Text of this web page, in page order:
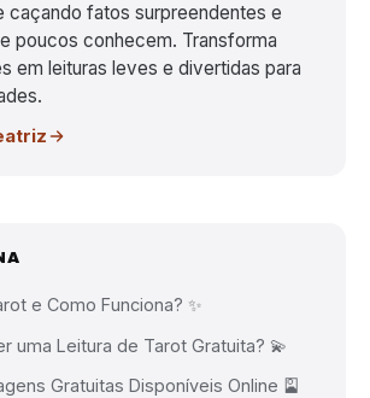
caçando fatos surpreendentes e
poucos conhecem. Transforma
em leituras leves e divertidas para
e Como Funciona? ✨
uma Leitura de Tarot Gratuita? 💫
Gratuitas Disponíveis Online 🎴